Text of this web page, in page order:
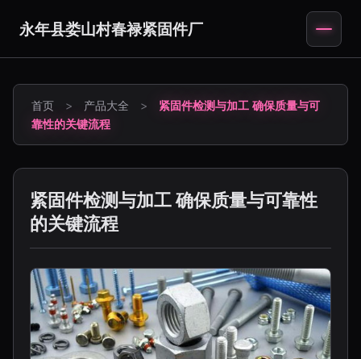
永年县娄山村春禄紧固件厂
首页 > 产品大全 >
紧固件检测与加工 确保质量与可
靠性的关键流程
紧固件检测与加工 确保质量与可靠性
的关键流程